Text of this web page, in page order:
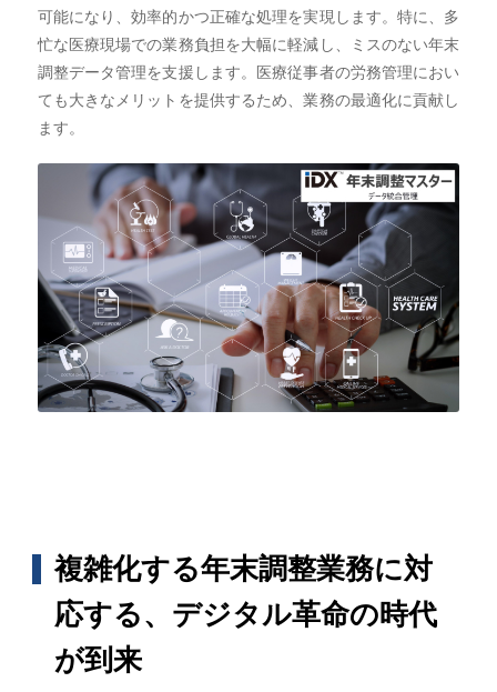
可能になり、効率的かつ正確な処理を実現します。特に、多
忙な医療現場での業務負担を大幅に軽減し、ミスのない年末
調整データ管理を支援します。医療従事者の労務管理におい
ても大きなメリットを提供するため、業務の最適化に貢献し
ます。
複雑化する年末調整業務に対
応する、デジタル革命の時代
が到来